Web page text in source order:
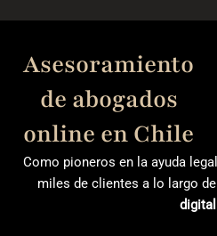
Asesoramiento
de abogados
online en Chile
Como pioneros en la ayuda
miles de clientes a lo largo
digital